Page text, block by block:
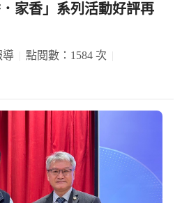
家香」系列活動好評再
導 點閱數：1584 次